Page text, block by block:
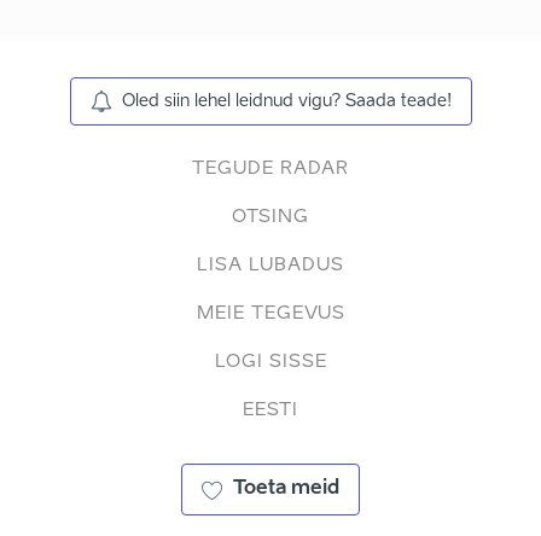
Oled siin lehel leidnud vigu? Saada teade!
TEGUDE RADAR
OTSING
LISA LUBADUS
MEIE TEGEVUS
LOGI SISSE
EESTI
Toeta meid